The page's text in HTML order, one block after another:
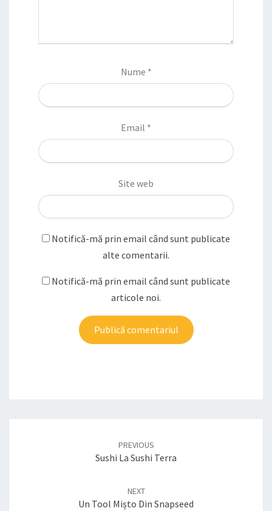
Nume *
Email *
Site web
Notifică-mă prin email când sunt publicate
alte comentarii.
Notifică-mă prin email când sunt publicate
articole noi.
PREVIOUS
Sushi La Sushi Terra
NEXT
Un Tool Mișto Din Snapseed